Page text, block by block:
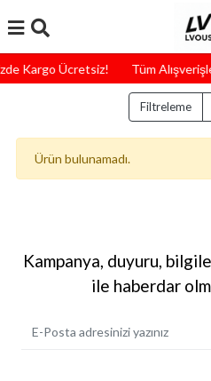
Kargo Ücretsiz! Tüm
Filtreleme
Ürün bulunamadı.
Kampanya, duyuru,
ile haberdar